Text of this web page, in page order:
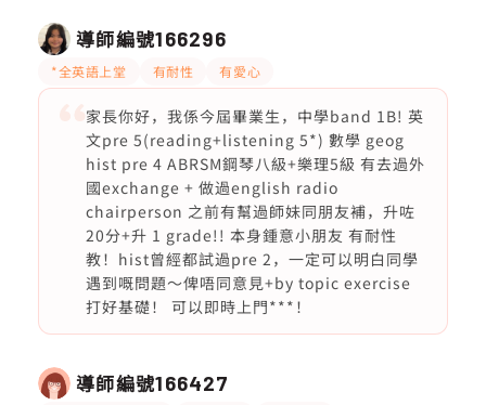
導師編號166296
*全英語上堂 有耐性 有愛心
家長你好，我係今屆畢業生，中學band 1B! 英
文pre 5(reading+listening 5*) 數學 geog
hist pre 4 ABRSM鋼琴八級+樂理5級 有去過外
國exchange + 做過english radio
chairperson 之前有幫過師妹同朋友補，升咗
20分+升 1 grade!! 本身鍾意小朋友 有耐性
教！hist曾經都試過pre 2，一定可以明白同學
遇到嘅問題～俾唔同意見+by topic exercise
打好基礎！ 可以即時上門***！
導師編號166427